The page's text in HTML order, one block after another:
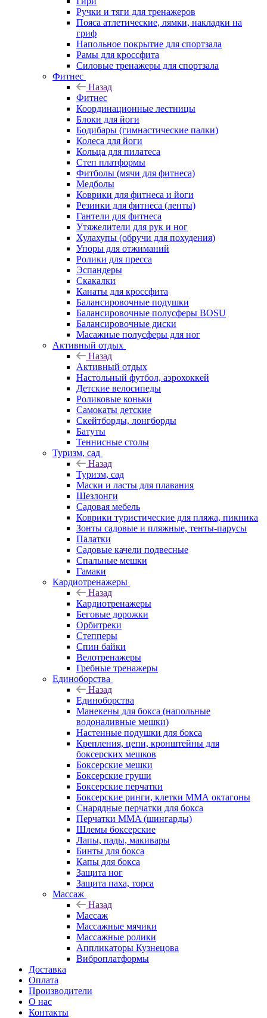
Ручки и тяги для тренажеров
Пояса атлетические, лямки, накладки на
гриф
Напольное покрытие для спортзала
Рамы для кроссфита
Силовые тренажеры для спортзала
Фитнес
Назад
Фитнес
Координационные лестницы
Блоки для йоги
Бодибары (гимнастические палки)
Колеса для йоги
Кольца для пилатеса
Степ платформы
Фитболы (мячи для фитнеса)
Медболы
Коврики для фитнеса и йоги
Резинки для фитнеса (ленты)
Гантели для фитнеса
Утяжелители для рук и ног
Хулахупы (обручи для похудения)
Упоры для отжиманий
Ролики для пресса
Эспандеры
Скакалки
Канаты для кроссфита
Балансировочные подушки
Балансировочные полусферы BOSU
Балансировочные диски
Масажные полусферы для ног
Активный отдых
Назад
Активный отдых
Настольный футбол, аэрохоккей
Детские велосипеды
Роликовые коньки
Самокаты детские
Скейтборды, лонгборды
Батуты
Теннисные столы
Туризм, сад
Назад
Туризм, сад
Маски и ласты для плавания
Шезлонги
Садовая мебель
Коврики туристические для пляжа, пикника
Зонты садовые и пляжные, тенты-парусы
Палатки
Садовые качели подвесные
Спальные мешки
Гамаки
Кардиотренажеры
Назад
Кардиотренажеры
Беговые дорожки
Орбитреки
Степперы
Спин байки
Велотренажеры
Гребные тренажеры
Единоборства
Назад
Единоборства
Манекены для бокса (напольные
водоналивные мешки)
Настенные подушки для бокса
Крепления, цепи, кронштейны для
боксерских мешков
Боксерские мешки
Боксерские груши
Боксерские перчатки
Боксерские ринги, клетки ММА октагоны
Снарядные перчатки для бокса
Перчатки MMA (шингарды)
Шлемы боксерские
Лапы, пады, макивары
Бинты для бокса
Капы для бокса
Защита ног
Защита паха, торса
Массаж
Назад
Массаж
Массажные мячики
Массажные ролики
Аппликаторы Кузнецова
Виброплатформы
Доставка
Оплата
Производители
О нас
Контакты